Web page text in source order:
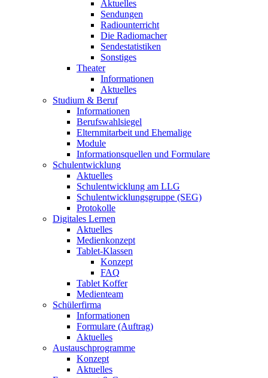
Aktuelles
Sendungen
Radiounterricht
Die Radiomacher
Sendestatistiken
Sonstiges
Theater
Informationen
Aktuelles
Studium & Beruf
Informationen
Berufswahlsiegel
Elternmitarbeit und Ehemalige
Module
Informationsquellen und Formulare
Schulentwicklung
Aktuelles
Schulentwicklung am LLG
Schulentwicklungsgruppe (SEG)
Protokolle
Digitales Lernen
Aktuelles
Medienkonzept
Tablet-Klassen
Konzept
FAQ
Tablet Koffer
Medienteam
Schülerfirma
Informationen
Formulare (Auftrag)
Aktuelles
Austauschprogramme
Konzept
Aktuelles